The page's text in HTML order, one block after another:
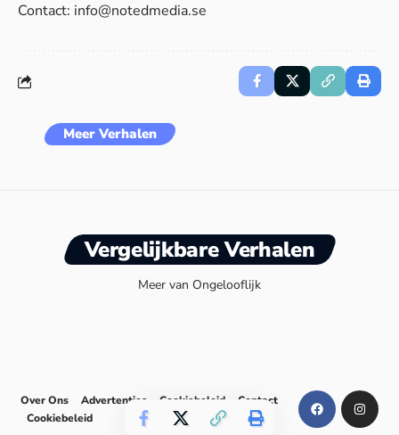
Contact: info@notedmedia.se
Meer Verhalen
Vergelijkbare Verhalen
Meer van Ongelooflijk
Over Ons Advertenties Cookiebeleid
Contact
Cookiebeleid